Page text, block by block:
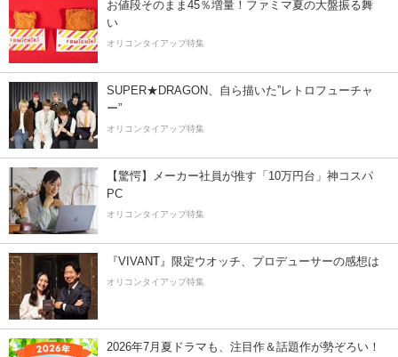
お値段そのまま45％増量！ファミマ夏の大盤振る舞
い
オリコンタイアップ特集
SUPER★DRAGON、自ら描いた”レトロフューチャ
ー”
オリコンタイアップ特集
【驚愕】メーカー社員が推す「10万円台」神コスパ
PC
オリコンタイアップ特集
『VIVANT』限定ウオッチ、プロデューサーの感想は
オリコンタイアップ特集
2026年7月夏ドラマも、注目作＆話題作が勢ぞろい！